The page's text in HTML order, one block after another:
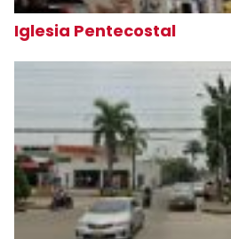
Iglesia Pentecostal